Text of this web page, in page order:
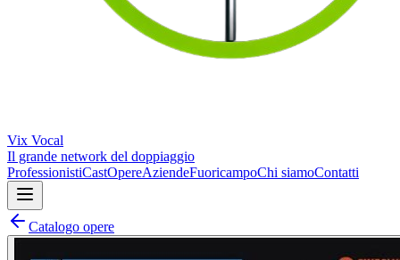
Vix Vocal
Il grande network del doppiaggio
ProfessionistiCastOpereAziendeFuoricampoChi siamoContatti
Catalogo opere